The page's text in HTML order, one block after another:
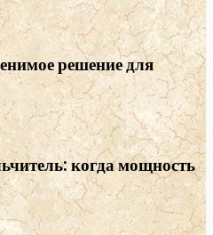
решение для
когда мощность